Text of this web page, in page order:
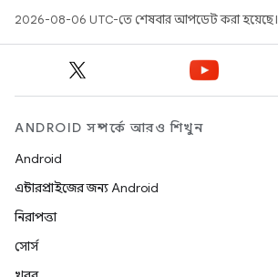
2026-08-06 UTC-তে শেষবার আপডেট করা হয়েছে।
ANDROID সম্পর্কে আরও শিখুন
Android
এন্টারপ্রাইজের জন্য Android
নিরাপত্তা
সোর্স